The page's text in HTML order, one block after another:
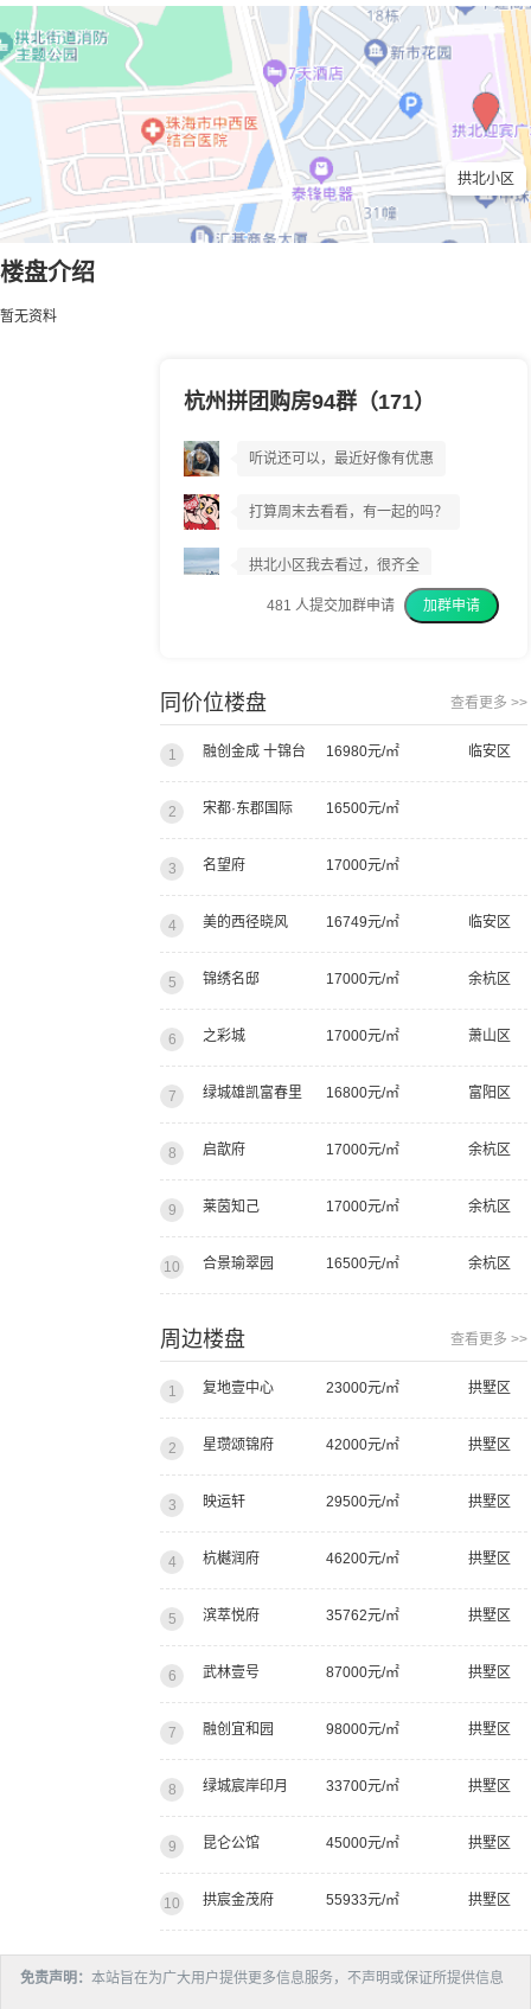
拱北小区
楼盘介绍
暂无资料
杭州拼团购房94群（171）
拱北小区到底好不好?
听说还可以，最近好像有优惠
打算周末去看看，有一起的吗？
拱北小区我去看过，很齐全
我上周已经交了意向金
481 人提交加群申请 加群申请
同价位楼盘 查看更多 >>
1 融创金成 十锦台 16980元/㎡ 临安区
2 宋都·东郡国际 16500元/㎡
3 名望府 17000元/㎡
4 美的西径晓风 16749元/㎡ 临安区
5 锦绣名邸 17000元/㎡ 余杭区
6 之彩城 17000元/㎡ 萧山区
7 绿城雄凯富春里 16800元/㎡ 富阳区
8 启歆府 17000元/㎡ 余杭区
9 莱茵知己 17000元/㎡ 余杭区
10 合景瑜翠园 16500元/㎡ 余杭区
周边楼盘 查看更多 >>
1 复地壹中心 23000元/㎡ 拱墅区
2 星瓒颂锦府 42000元/㎡ 拱墅区
3 映运轩 29500元/㎡ 拱墅区
4 杭樾润府 46200元/㎡ 拱墅区
5 滨萃悦府 35762元/㎡ 拱墅区
6 武林壹号 87000元/㎡ 拱墅区
7 融创宜和园 98000元/㎡ 拱墅区
8 绿城宸岸印月 33700元/㎡ 拱墅区
9 昆仑公馆 45000元/㎡ 拱墅区
10 拱宸金茂府 55933元/㎡ 拱墅区
免责声明： 本站旨在为广大用户提供更多信息服务，不声明或保证所提供信息